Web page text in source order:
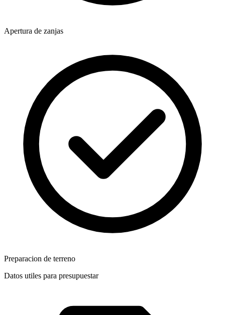
Apertura de zanjas
Preparacion de terreno
Datos utiles para presupuestar